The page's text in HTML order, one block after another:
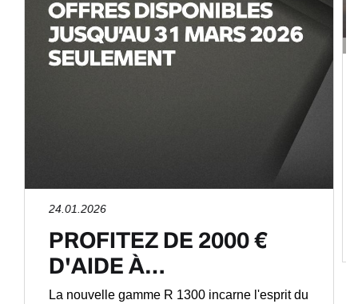
24.01.2026
PROFITEZ DE 2000 €
D'AIDE À…
La nouvelle gamme R 1300 incarne l'esprit du